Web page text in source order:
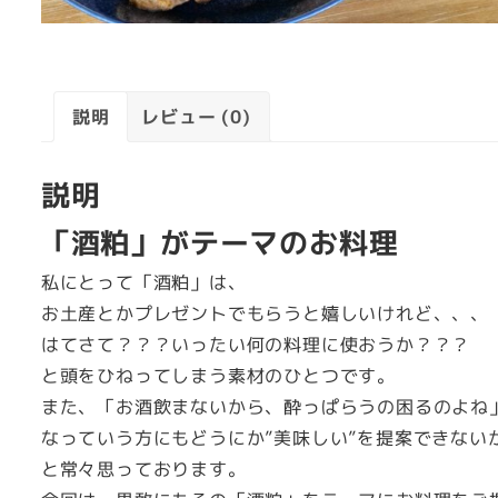
説明 レビュー (0)
説明
「酒粕」がテーマのお料理
私にとって「酒粕」は、
お土産とかプレゼントでもらうと嬉しいけれど、、、
はてさて？？？いったい何の料理に使おうか？？？
と頭をひねってしまう素材のひとつです。
また、「お酒飲まないから、酔っぱらうの困るのよね」
なっていう方にもどうにか”美味しい”を提案できない
と常々思っております。